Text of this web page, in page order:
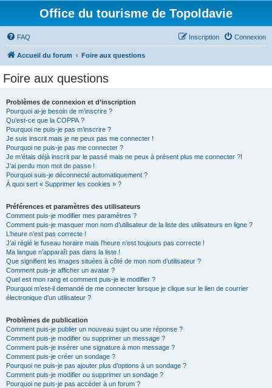
Office du tourisme de Topoldavie
FAQ Connexion
Inscription
Accueil du forum Foire aux questions
Foire aux questions
Problèmes de connexion et d’inscription
Pourquoi ai-je besoin de m’inscrire ?
Qu’est-ce que la COPPA ?
Pourquoi ne puis-je pas m’inscrire ?
Je suis inscrit mais je ne peux pas me connecter !
Pourquoi ne puis-je pas me connecter ?
Je m’étais déjà inscrit par le passé mais ne peux à présent plus me connecter ?!
J’ai perdu mon mot de passe !
Pourquoi suis-je déconnecté automatiquement ?
À quoi sert « Supprimer les cookies » ?
Préférences et paramètres des utilisateurs
Comment puis-je modifier mes paramètres ?
Comment puis-je masquer mon nom d’utilisateur de la liste des utilisateurs en ligne ?
L’heure n’est pas correcte !
J’ai réglé le fuseau horaire mais l’heure n’est toujours pas correcte !
Ma langue n’apparaît pas dans la liste !
Que signifient les images situées à côté de mon nom d’utilisateur ?
Comment puis-je afficher un avatar ?
Quel est mon rang et comment puis-je le modifier ?
Pourquoi m’est-il demandé de me connecter lorsque je clique sur le lien de courrier
électronique d’un utilisateur ?
Problèmes de publication
Comment puis-je publier un nouveau sujet ou une réponse ?
Comment puis-je modifier ou supprimer un message ?
Comment puis-je insérer une signature à mon message ?
Comment puis-je créer un sondage ?
Pourquoi ne puis-je pas ajouter plus d’options à un sondage ?
Comment puis-je modifier ou supprimer un sondage ?
Pourquoi ne puis-je pas accéder à un forum ?